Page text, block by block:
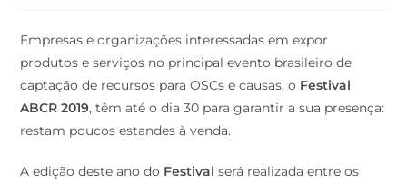
Empresas e organizações interessadas em expor
produtos e serviços no principal evento brasileiro de
captação de recursos para OSCs e causas, o Festival
ABCR 2019, têm até o dia 30 para garantir a sua presença:
restam poucos estandes à venda.
A edição deste ano do Festival será realizada entre os